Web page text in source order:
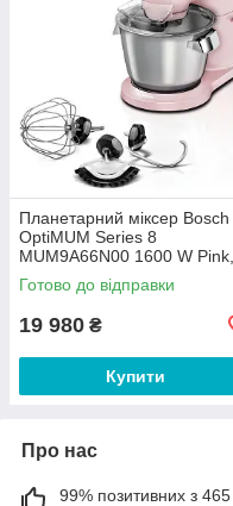
Планетарний міксер Bosch
OptiMUM Series 8
MUM9A66N00 1600 W Pink,
Silver (CNUM60B)
Готово до відправки
19 980 ₴
Купити
Про нас
99% позитивних з 465